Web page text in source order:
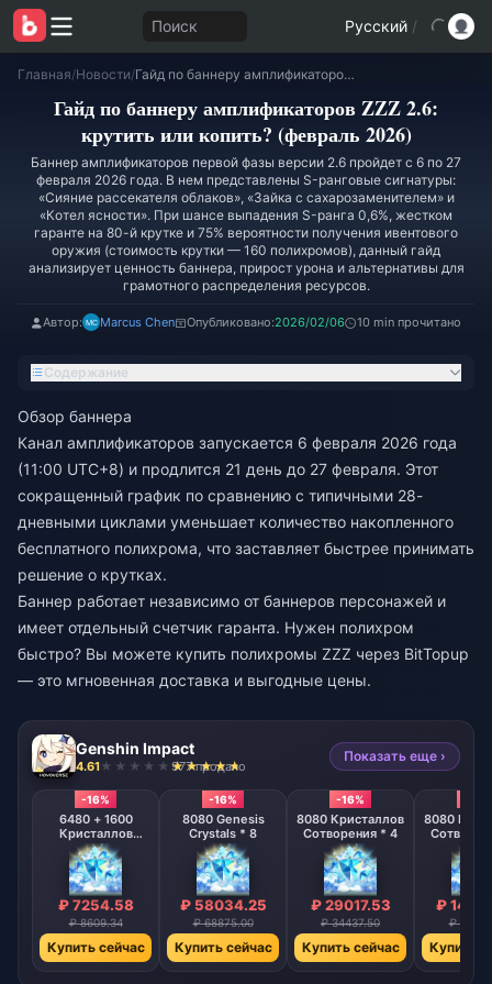
Поиск Русский /
Главная/Новости/ Гайд по баннеру амплификаторов ZZZ 2.6: крутить или копить? (февраль 2026)
Гайд по баннеру амплификаторов ZZZ 2.6:
крутить или копить? (февраль 2026)
Баннер амплификаторов первой фазы версии 2.6 пройдет с 6 по 27
февраля 2026 года. В нем представлены S-ранговые сигнатуры:
«Сияние рассекателя облаков», «Зайка с сахарозаменителем» и
«Котел ясности». При шансе выпадения S-ранга 0,6%, жестком
гаранте на 80-й крутке и 75% вероятности получения ивентового
оружия (стоимость крутки — 160 полихромов), данный гайд
анализирует ценность баннера, прирост урона и альтернативы для
грамотного распределения ресурсов.
Автор: Marcus Chen Опубликовано:2026/02/06 10 min прочитано
Содержание
Обзор баннера
Канал амплификаторов запускается 6 февраля 2026 года
(11:00 UTC+8) и продлится 21 день до 27 февраля. Этот
сокращенный график по сравнению с типичными 28-
дневными циклами уменьшает количество накопленного
бесплатного полихрома, что заставляет быстрее принимать
решение о крутках.
Баннер работает независимо от баннеров персонажей и
имеет отдельный счетчик гаранта. Нужен полихром
быстро? Вы можете купить полихромы ZZZ через BitTopup
— это мгновенная доставка и выгодные цены.
Genshin Impact
4.61 977 продано
Показать еще ›
-16%
6480 + 1600
Кристаллов
Сотворения
₽ 7254.58
₽ 8609.34
Купить сейчас
-16%
8080 Genesis
Crystals * 8
₽ 58034.25
₽ 68875.00
Купить сейчас
-16%
8080 Кристаллов
Сотворения * 4
₽ 29017.53
₽ 34437.50
Купить сейчас
8080
₽
₽
Купить